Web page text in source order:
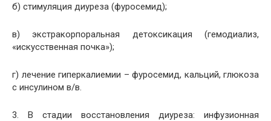
б) стимуляция диуреза (фуросемид);
в) экстракорпоральная детоксикация (гемодиализ,
«искусственная почка»);
г) лечение гиперкалиемии – фуросемид, кальций, глюкоза
с инсулином в/в.
3. В стадии восстановления диуреза: инфузионная